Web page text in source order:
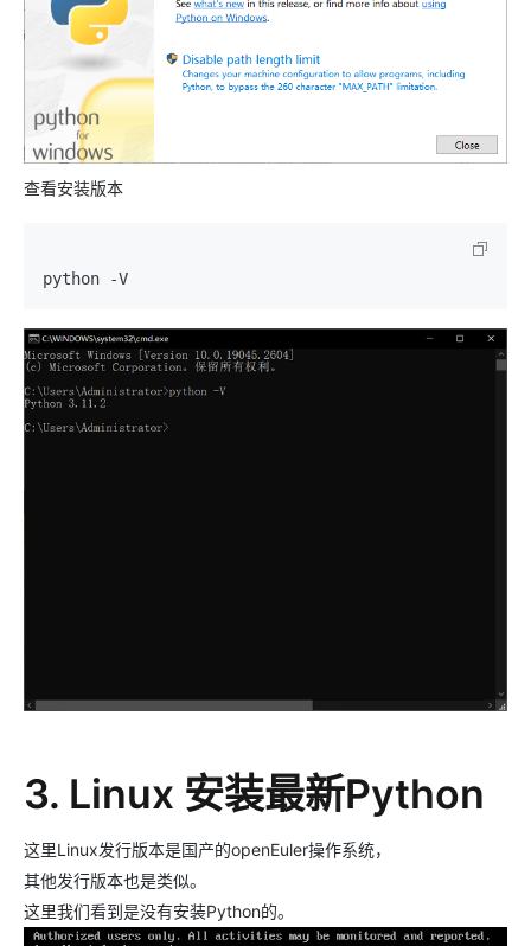
查看安装版本
python -V
3. Linux 安装最新Python
这里Linux发行版本是国产的openEuler操作系统，
其他发行版本也是类似。
这里我们看到是没有安装Python的。